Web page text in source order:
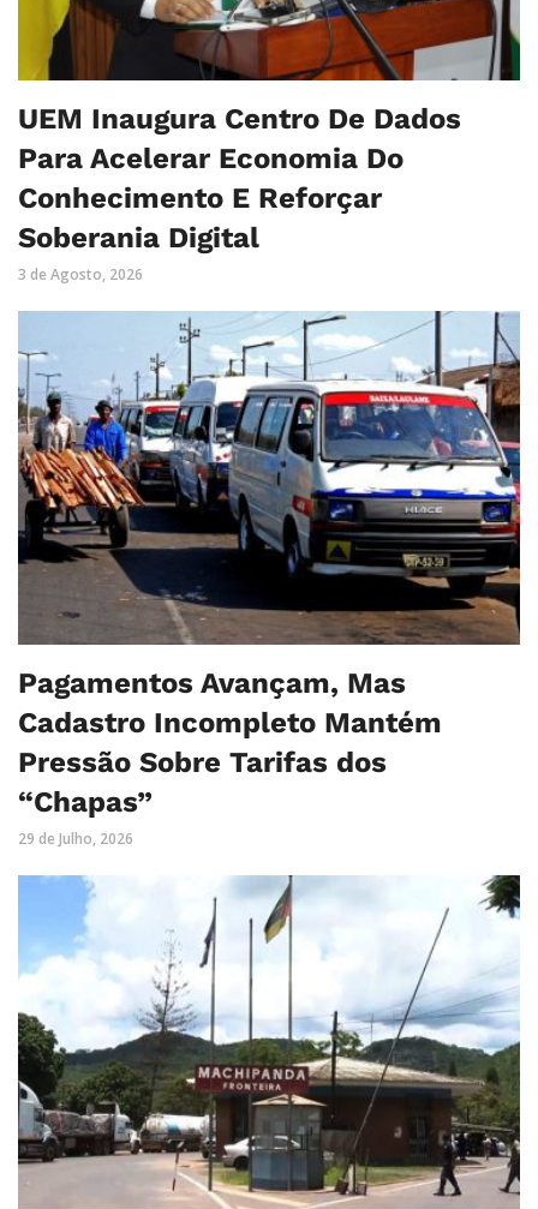
UEM Inaugura Centro De Dados
Para Acelerar Economia Do
Conhecimento E Reforçar
Soberania Digital
3 de Agosto, 2026
Pagamentos Avançam, Mas
Cadastro Incompleto Mantém
Pressão Sobre Tarifas dos
“Chapas”
29 de Julho, 2026